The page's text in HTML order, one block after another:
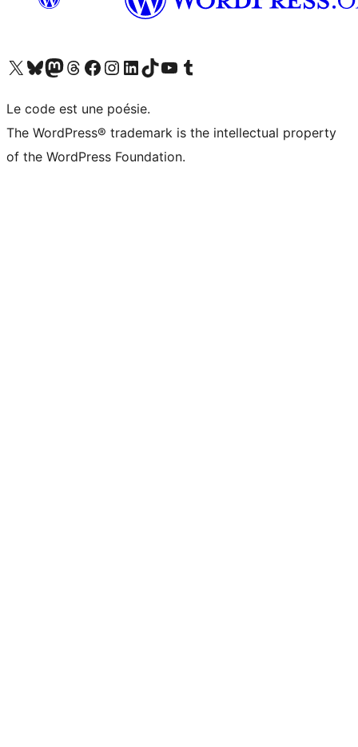
Visitez notre compte X (précédemment Twitter)
Visiter notre compte Bluesky
Visiter notre compte Mastodon
Visiter notre compte Threads
Consulter notre compte Facebook
Consulter notre compte Instagram
Consulter notre compte LinkedIn
Visiter notre compte TokTok
Visiter notre chaîne YouTube
Visiter notre compte Tumblr
Le code est une poésie.
The WordPress® trademark is the intellectual property
of the WordPress Foundation.